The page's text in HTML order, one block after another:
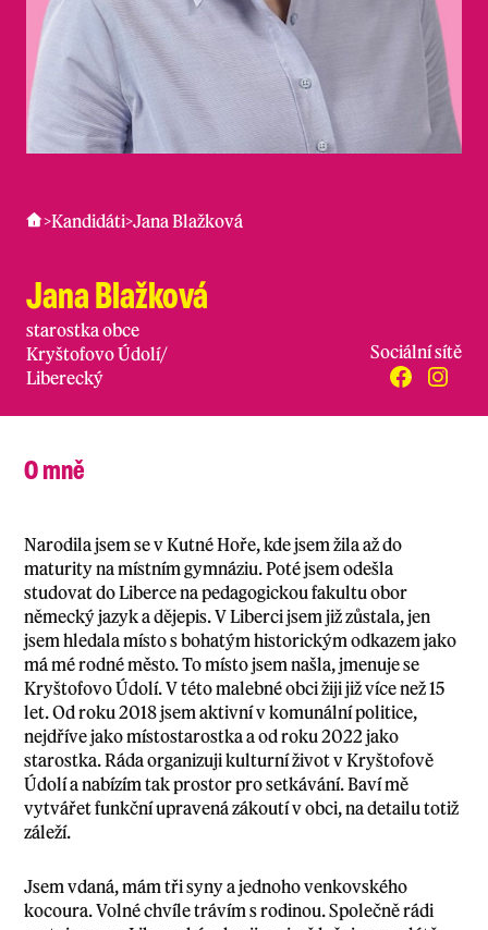
>Kandidáti>Jana Blažková
Jana Blažková
starostka obce
Kryštofovo Údolí/
Liberecký
Sociální sítě
O mně
Narodila jsem se v Kutné Hoře, kde jsem žila až do
maturity na místním gymnáziu. Poté jsem odešla
studovat do Liberce na pedagogickou fakultu obor
německý jazyk a dějepis. V Liberci jsem již zůstala, jen
jsem hledala místo s bohatým historickým odkazem jako
má mé rodné město. To místo jsem našla, jmenuje se
Kryštofovo Údolí. V této malebné obci žiji již více než 15
let. Od roku 2018 jsem aktivní v komunální politice,
nejdříve jako místostarostka a od roku 2022 jako
starostka. Ráda organizuji kulturní život v Kryštofově
Údolí a nabízím tak prostor pro setkávání. Baví mě
vytvářet funkční upravená zákoutí v obci, na detailu totiž
záleží.
Jsem vdaná, mám tři syny a jednoho venkovského
kocoura. Volné chvíle trávím s rodinou. Společně rádi